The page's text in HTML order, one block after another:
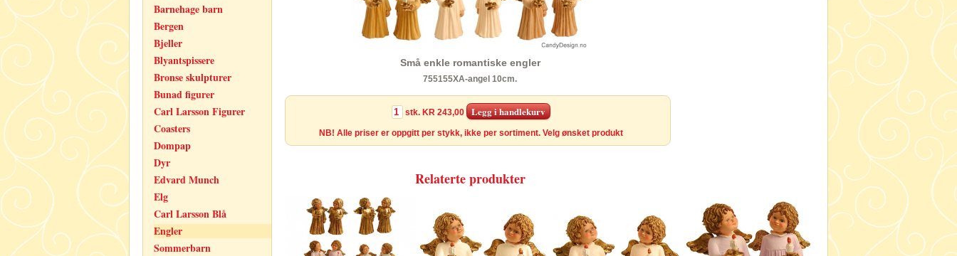
Barnehage barn
Bergen
Bjeller
Blyantspissere
Bronse skulpturer
Bunad figurer
Carl Larsson Figurer
Coasters
Dompap
Dyr
Edvard Munch
Elg
Carl Larsson Blå
Engler
Sommerbarn
Små enkle romantiske engler
755155XA-angel 10cm.
stk. KR 243,00
NB! Alle priser er oppgitt per stykk, ikke per sortiment. Velg ønsket produkt
Relaterte produkter